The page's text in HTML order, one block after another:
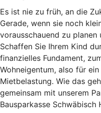
Es ist nie zu früh, an die
Gerade, wenn sie noch
vorausschauend zu
Schaffen Sie Ihrem Kind
finanzielles Fundament,
Wohneigentum, also für
Mietbelastung. Wie das
gemeinsam mit unserem
Bausparkasse Schwäbisch